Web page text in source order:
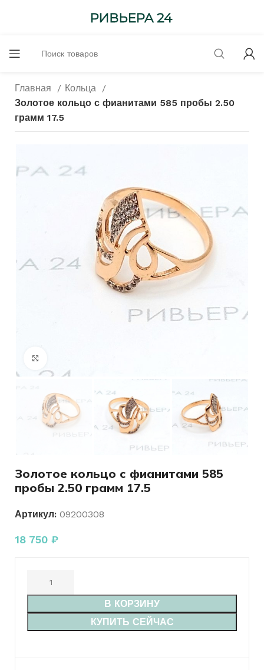
Главная
Кольца
Золотое кольцо с фианитами 585 пробы 2.50
грамм 17.5
Золотое кольцо с фианитами 585
пробы 2.50 грамм 17.5
Артикул: 09200308
18 750 ₽
В КОРЗИНУ
КУПИТЬ СЕЙЧАС